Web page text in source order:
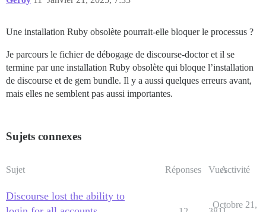
Une installation Ruby obsolète pourrait-elle bloquer le processus ?
Je parcours le fichier de débogage de discourse-doctor et il se
termine par une installation Ruby obsolète qui bloque l’installation
de discourse et de gem bundle. Il y a aussi quelques erreurs avant,
mais elles ne semblent pas aussi importantes.
Sujets connexes
Sujet Réponses VuesActivité
Discourse lost the ability to
Octobre 21,